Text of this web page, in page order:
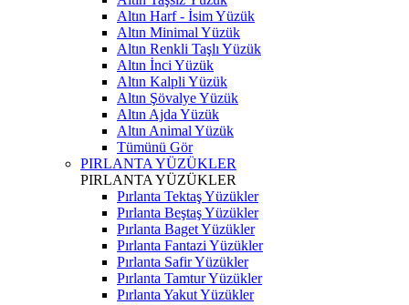
Altın Harf - İsim Yüzük
Altın Minimal Yüzük
Altın Renkli Taşlı Yüzük
Altın İnci Yüzük
Altın Kalpli Yüzük
Altın Şövalye Yüzük
Altın Ajda Yüzük
Altın Animal Yüzük
Tümünü Gör
PIRLANTA YÜZÜKLER
PIRLANTA YÜZÜKLER
Pırlanta Tektaş Yüzükler
Pırlanta Beştaş Yüzükler
Pırlanta Baget Yüzükler
Pırlanta Fantazi Yüzükler
Pırlanta Safir Yüzükler
Pırlanta Tamtur Yüzükler
Pırlanta Yakut Yüzükler